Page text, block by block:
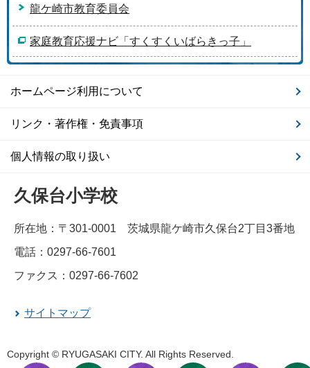
龍ケ崎市教育委員会
家庭教育応援ナビ「すくすくいばらきっ子」
ホームページ利用について
リンク・著作権・免責事項
個人情報の取り扱い
久保台小学校
所在地：〒301-0001 茨城県龍ケ崎市久保台2丁目3番地
電話：0297-66-7601
ファクス：0297-66-7602
サイトマップ
Copyright © RYUGASAKI CITY. All Rights Reserved.